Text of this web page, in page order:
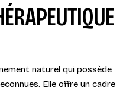
naturel qui possède
Elle offre un cadre